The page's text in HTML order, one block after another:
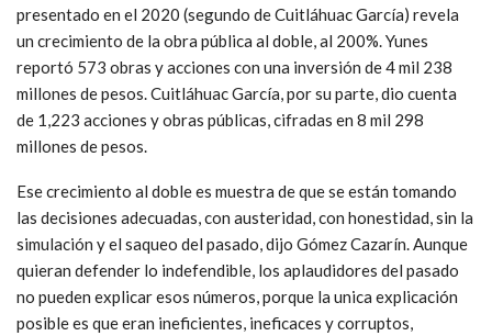
presentado en el 2020 (segundo de Cuitláhuac García) revela
un crecimiento de la obra pública al doble, al 200%. Yunes
reportó 573 obras y acciones con una inversión de 4 mil 238
millones de pesos. Cuitláhuac García, por su parte, dio cuenta
de 1,223 acciones y obras públicas, cifradas en 8 mil 298
millones de pesos.
Ese crecimiento al doble es muestra de que se están tomando
las decisiones adecuadas, con austeridad, con honestidad, sin la
simulación y el saqueo del pasado, dijo Gómez Cazarín. Aunque
quieran defender lo indefendible, los aplaudidores del pasado
no pueden explicar esos números, porque la unica explicación
posible es que eran ineficientes, ineficaces y corruptos,